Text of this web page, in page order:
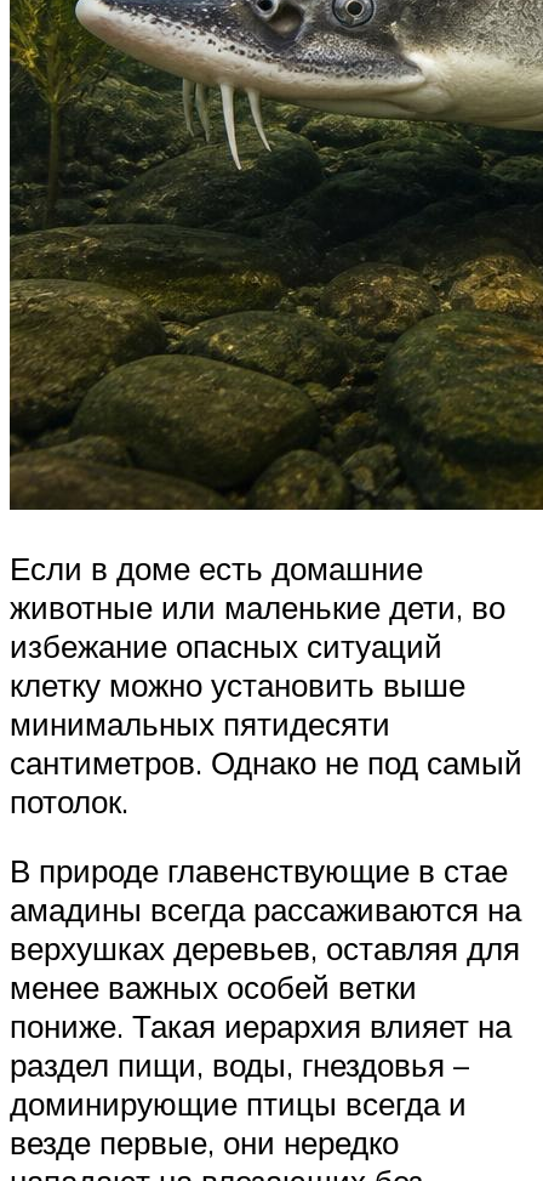
Если в доме есть домашние
животные или маленькие дети, во
избежание опасных ситуаций
клетку можно установить выше
минимальных пятидесяти
сантиметров. Однако не под самый
потолок.
В природе главенствующие в стае
амадины всегда рассаживаются на
верхушках деревьев, оставляя для
менее важных особей ветки
пониже. Такая иерархия влияет на
раздел пищи, воды, гнездовья –
доминирующие птицы всегда и
везде первые, они нередко